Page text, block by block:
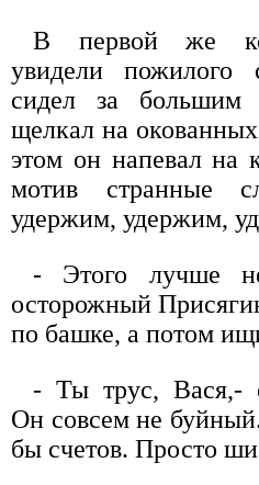
В первой же
увидели пожилого
сидел за
щелкал на
этом он напевал на
мотив странные
удержим, удержим,
- Этого лучше
осторожный
по башке, а потом
- Ты трус, Вася,-
Он совсем не
бы счетов. Просто